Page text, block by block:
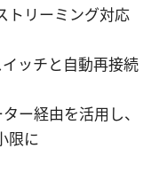
トリーミング対応
ッチと自動再接続
ー経由を活用し、
限に